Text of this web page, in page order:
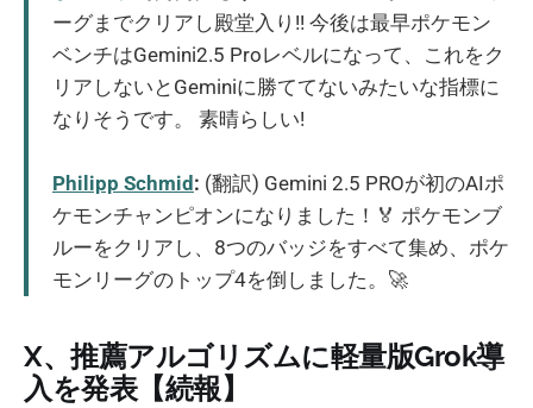
ーグまでクリアし殿堂入り!! 今後は最早ポケモン
ベンチはGemini2.5 Proレベルになって、これをク
リアしないとGeminiに勝ててないみたいな指標に
なりそうです。 素晴らしい!
Philipp Schmid : (翻訳) Gemini 2.5 PROが初のAIポ
ケモンチャンピオンになりました！🏅 ポケモンブ
ルーをクリアし、8つのバッジをすべて集め、ポケ
モンリーグのトップ4を倒しました。🚀
X、推薦アルゴリズムに軽量版Grok導
入を発表【続報】